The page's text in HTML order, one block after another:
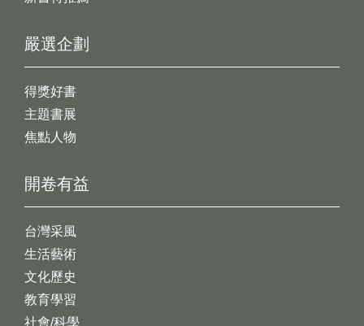
開卷有益
台灣采風
生活藝術
文化歷史
教育學習
社會/科學
嚴選企劃
得獎好書
主題書展
焦點人物